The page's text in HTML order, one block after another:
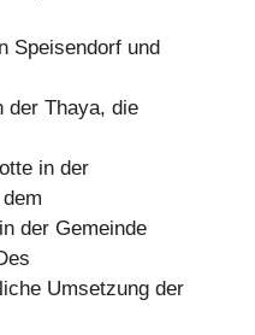
Speisendorf und
der Thaya, die
in der
der Gemeinde
Umsetzung der